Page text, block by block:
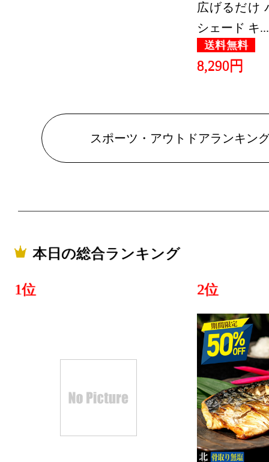
広げるだけ
シェード キ...
送料無料
8,290円
スポーツ・アウトドアランキン
本日の総合ランキング
1位 2位